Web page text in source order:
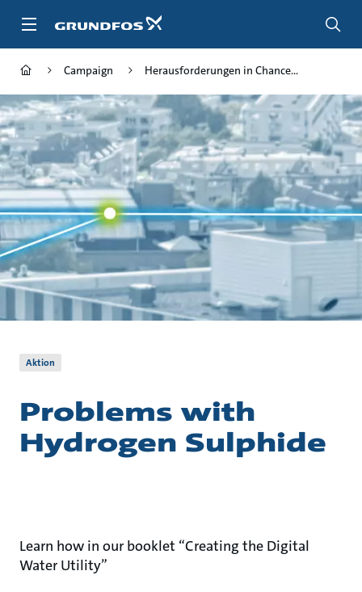
Inhalt
Campaign Herausforderungen in Chance...
Aktion
Problems with
Hydrogen Sulphide
Learn how in our booklet “Creating the Digital
Water Utility”